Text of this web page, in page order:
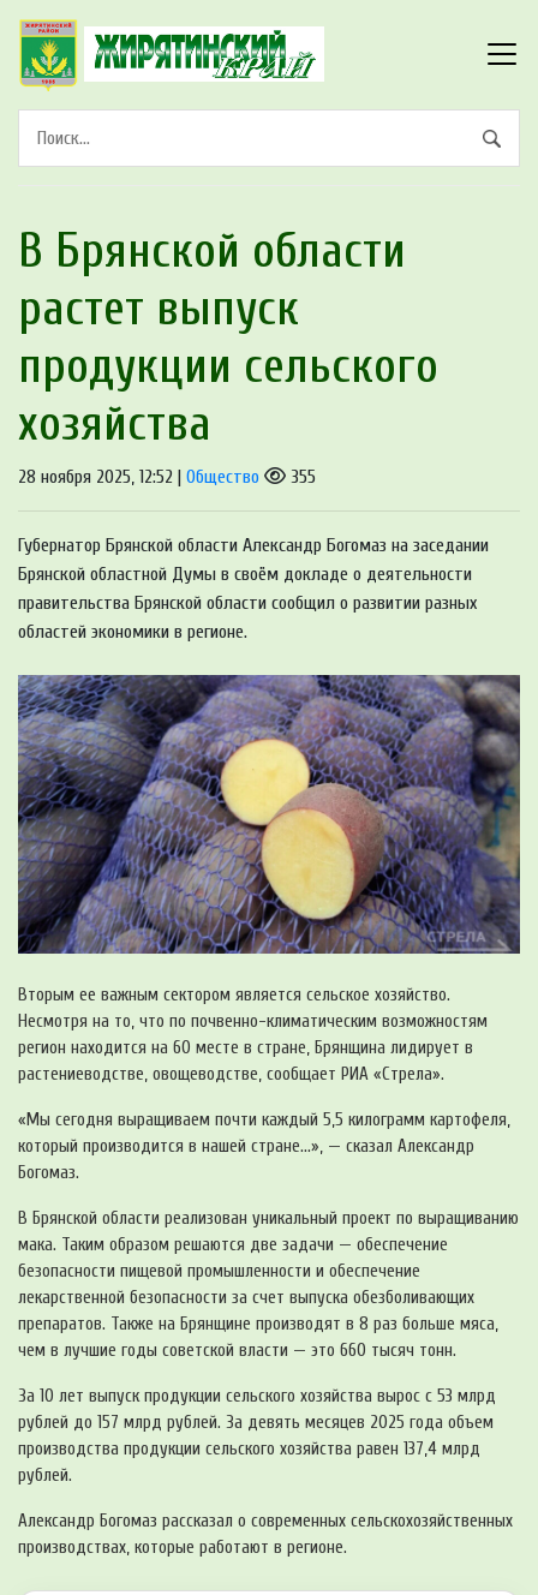
В Брянской области
растет выпуск
продукции сельского
хозяйства
28 ноября 2025, 12:52 | Общество 355
Губернатор Брянской области Александр Богомаз на заседании
Брянской областной Думы в своём докладе о деятельности
правительства Брянской области сообщил о развитии разных
областей экономики в регионе.
Вторым ее важным сектором является сельское хозяйство.
Несмотря на то, что по почвенно-климатическим возможностям
регион находится на 60 месте в стране, Брянщина лидирует в
растениеводстве, овощеводстве, сообщает РИА «Стрела».
«Мы сегодня выращиваем почти каждый 5,5 килограмм картофеля,
который производится в нашей стране…», — сказал Александр
Богомаз.
В Брянской области реализован уникальный проект по выращиванию
мака. Таким образом решаются две задачи — обеспечение
безопасности пищевой промышленности и обеспечение
лекарственной безопасности за счет выпуска обезболивающих
препаратов. Также на Брянщине производят в 8 раз больше мяса,
чем в лучшие годы советской власти — это 660 тысяч тонн.
За 10 лет выпуск продукции сельского хозяйства вырос с 53 млрд
рублей до 157 млрд рублей. За девять месяцев 2025 года объем
производства продукции сельского хозяйства равен 137,4 млрд
рублей.
Александр Богомаз рассказал о современных сельскохозяйственных
производствах, которые работают в регионе.